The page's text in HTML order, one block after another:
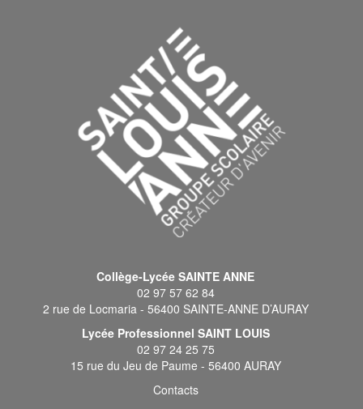
Collège-Lycée SAINTE ANNE
02 97 57 62 84
2 rue de Locmaria - 56400 SAINTE-ANNE D’AURAY
Lycée Professionnel SAINT LOUIS
02 97 24 25 75
15 rue du Jeu de Paume - 56400 AURAY
Contacts